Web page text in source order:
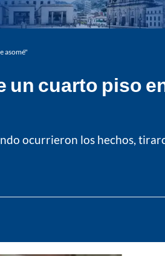
asomé"
un cuarto piso
ocurrieron los hechos,